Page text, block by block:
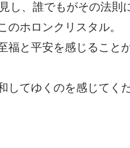
必須
し、誰でもがその法則
ホロンクリスタル。
福と平安を感じること
てゆくのを感じてくだ